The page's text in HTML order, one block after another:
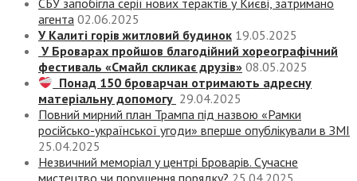
СБУ запобігла серії нових терактів у Києві, затримано
агента 02.06.2025
У Калиті горів житловий будинок 19.05.2025
У Броварах пройшов благодійний хореографічний
фестиваль «Смайл скликає друзів» 08.05.2025
Понад 150 броварчан отримають адресну
матеріальну допомогу 29.04.2025
Повний мирний план Трампа під назвою «‎Рамки
російсько-української угоди» вперше опублікували в ЗМІ
25.04.2025
Незвичний меморіал у центрі Броварів. Сучасне